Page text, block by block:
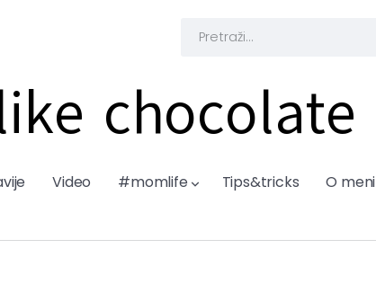
chocolate
Video #momlife Tips&tricks O meni